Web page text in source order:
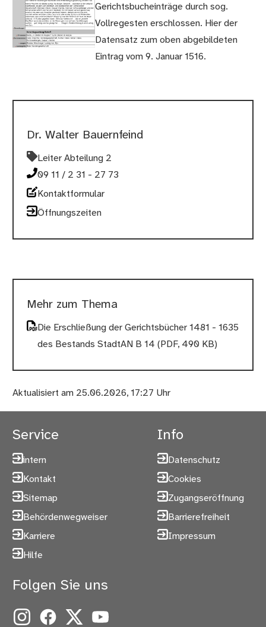
Gerichtsbucheinträge durch sog.
Vollregesten erschlossen. Hier der
Datensatz zum oben abgebildeten
Eintrag vom 9. Januar 1516.
Dr. Walter Bauernfeind
Leiter Abteilung 2
09 11 / 2 31 - 27 73
Kontaktformular
Öffnungszeiten
Mehr zum Thema
Die Erschließung der Gerichtsbücher 1481 - 1635
des Bestands StadtAN B 14 (PDF, 490 KB)
Aktualisiert am 25.06.2026, 17:27 Uhr
Service
intern
Kontakt
Sitemap
Behördenwegweiser
Karriere
Hilfe
Info
Datenschutz
Cookies
Zugangseröffnung
Barrierefreiheit
Impressum
Folgen Sie uns
InstagramFacebook
X YouTube